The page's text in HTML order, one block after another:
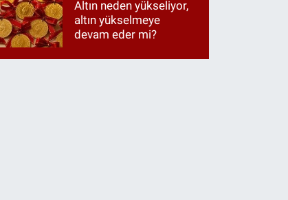
Altın neden yükseliyor,
altın yükselmeye
devam eder mi?